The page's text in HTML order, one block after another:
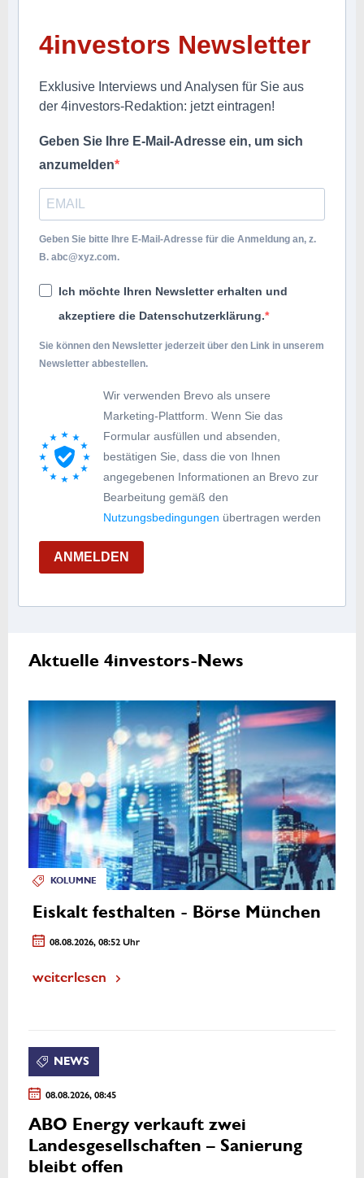
4investors Newsletter
Exklusive Interviews und Analysen für Sie aus
der 4investors-Redaktion: jetzt eintragen!
Geben Sie Ihre E-Mail-Adresse ein, um sich
anzumelden
Geben Sie bitte Ihre E-Mail-Adresse für die Anmeldung an, z.
B. abc@xyz.com.
Ich möchte Ihren Newsletter erhalten und
akzeptiere die Datenschutzerklärung.
Sie können den Newsletter jederzeit über den Link in unserem
Newsletter abbestellen.
Wir verwenden Brevo als unsere
Marketing-Plattform. Wenn Sie das
Formular ausfüllen und absenden,
bestätigen Sie, dass die von Ihnen
angegebenen Informationen an Brevo zur
Bearbeitung gemäß den
Nutzungsbedingungen übertragen werden
ANMELDEN
Aktuelle 4investors-News
KOLUMNE
Eiskalt festhalten - Börse München
08.08.2026, 08:52 Uhr
weiterlesen
NEWS
08.08.2026, 08:45
ABO Energy verkauft zwei
Landesgesellschaften – Sanierung
bleibt offen